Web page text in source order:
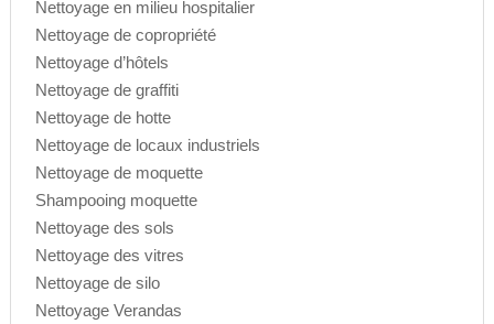
Nettoyage en milieu hospitalier
Nettoyage de copropriété
Nettoyage d’hôtels
Nettoyage de graffiti
Nettoyage de hotte
Nettoyage de locaux industriels
Nettoyage de moquette
Shampooing moquette
Nettoyage des sols
Nettoyage des vitres
Nettoyage de silo
Nettoyage Verandas